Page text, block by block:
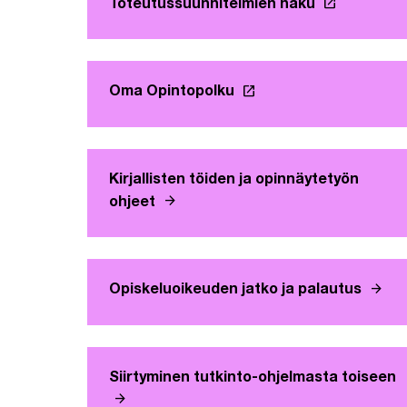
Toteutussuunnitelmien haku Linkki
Oma Opintopolku Linkki avautuu uuteen
launch
Kirjallisten töiden ja opinnäytetyön
ohjeet
arrow_forward
Opiskeluoikeuden jatko ja palautus arrow_forward
Siirtyminen tutkinto-ohjelmasta toiseen
arrow_forward